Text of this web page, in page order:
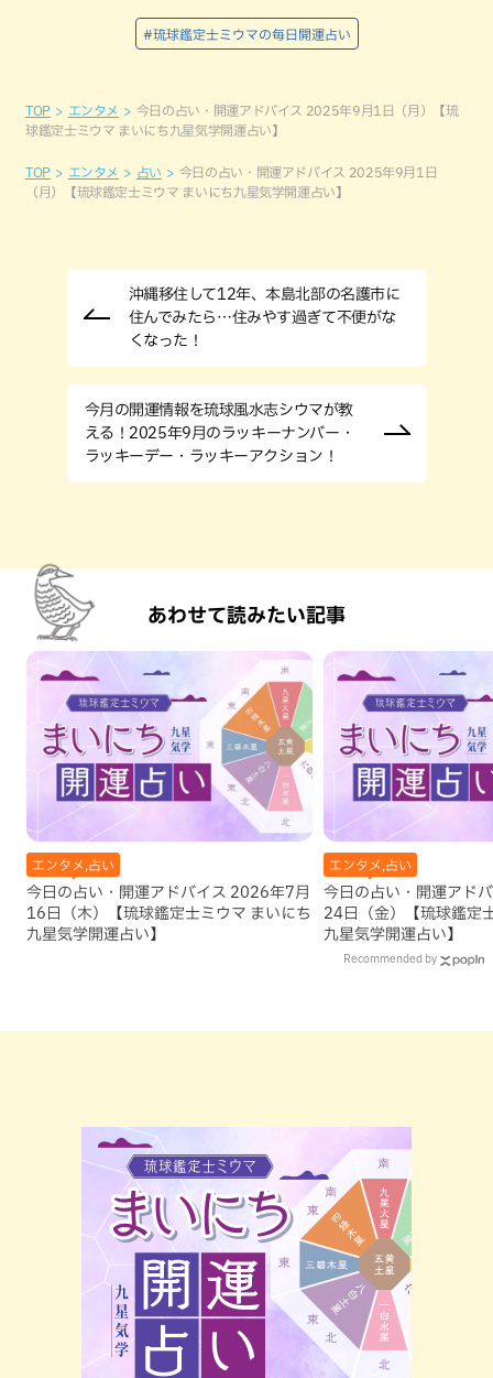
#琉球鑑定士ミウマの毎日開運占い
TOP エンタメ
今日の占い・開運アドバイス 2025年9月1日（月）【琉
球鑑定士ミウマ まいにち九星気学開運占い】
TOP エンタメ 占い
今日の占い・開運アドバイス 2025年9月1日
（月）【琉球鑑定士ミウマ まいにち九星気学開運占い】
沖縄移住して12年、本島北部の名護市に
住んでみたら…住みやす過ぎて不便がな
くなった！
今月の開運情報を琉球風水志シウマが教
える！2025年9月のラッキーナンバー・
ラッキーデー・ラッキーアクション！
あわせて読みたい記事
エンタメ,占い
今日の占い・開運アドバイス 2026年7月
16日（木）【琉球鑑定士ミウマ まいにち
九星気学開運占い】
エンタメ,占い
今日の占い・開運アド
24日（金）【琉球鑑定
九星気学開運占い】
Recommended by